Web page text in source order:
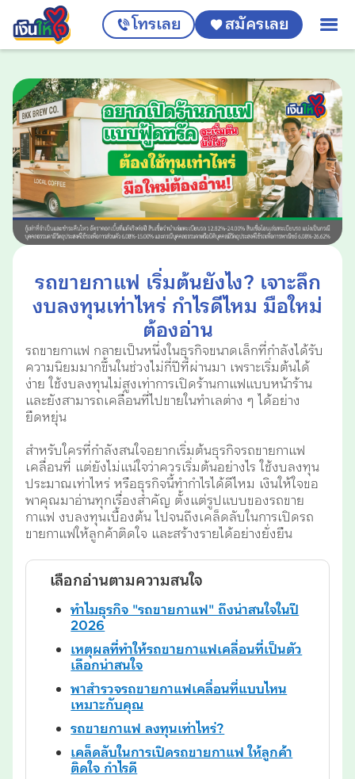
โทรเลย สมัครเลย
รถขายกาแฟ เริ่มต้นยังไง? เจาะลึก
งบลงทุนเท่าไหร่ กำไรดีไหม มือใหม่
ต้องอ่าน
รถขายกาแฟ กลายเป็นหนึ่งในธุรกิจขนาดเล็กที่กำลังได้รับ
ความนิยมมากขึ้นในช่วงไม่กี่ปีที่ผ่านมา เพราะเริ่มต้นได้
ง่าย ใช้งบลงทุนไม่สูงเท่าการเปิดร้านกาแฟแบบหน้าร้าน
และยังสามารถเคลื่อนที่ไปขายในทำเลต่าง ๆ ได้อย่าง
ยืดหยุ่น
สำหรับใครที่กำลังสนใจอยากเริ่มต้นธุรกิจรถขายกาแฟ
เคลื่อนที่ แต่ยังไม่แน่ใจว่าควรเริ่มต้นอย่างไร ใช้งบลงทุน
ประมาณเท่าไหร่ หรือธุรกิจนี้ทำกำไรได้ดีไหม เงินให้ใจขอ
พาคุณมาอ่านทุกเรื่องสำคัญ ตั้งแต่รูปแบบของรถขาย
กาแฟ งบลงทุนเบื้องต้น ไปจนถึงเคล็ดลับในการเปิดรถ
ขายกาแฟให้ลูกค้าติดใจ และสร้างรายได้อย่างยั่งยืน
เลือกอ่านตามความสนใจ
ทำไมธุรกิจ "รถขายกาแฟ" ถึงน่าสนใจในปี
2026
เหตุผลที่ทำให้รถขายกาแฟเคลื่อนที่เป็นตัว
เลือกน่าสนใจ
พาสำรวจรถขายกาแฟเคลื่อนที่แบบไหน
เหมาะกับคุณ
รถขายกาแฟ ลงทุนเท่าไหร่?
เคล็ดลับในการเปิดรถขายกาแฟ ให้ลูกค้า
ติดใจ กำไรดี